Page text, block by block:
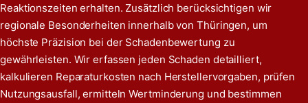
Reaktionszeiten erhalten. Zusätzlich berücksichtigen wir
regionale Besonderheiten innerhalb von Thüringen, um
höchste Präzision bei der Schadenbewertung zu
gewährleisten. Wir erfassen jeden Schaden detailliert,
kalkulieren Reparaturkosten nach Herstellervorgaben, prüfen
Nutzungsausfall, ermitteln Wertminderung und bestimmen